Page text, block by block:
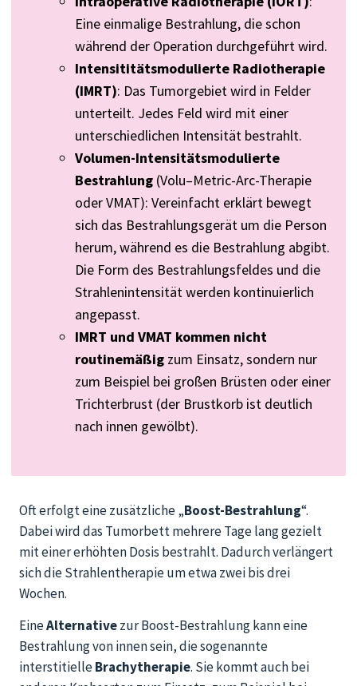
Eine einmalige Bestrahlung, die schon
während der Operation durchgeführt wird.
Intensititätsmodulierte Radiotherapie
(IMRT): Das Tumorgebiet wird in Felder
unterteilt. Jedes Feld wird mit einer
unterschiedlichen Intensität bestrahlt.
Volumen-Intensitätsmodulierte
Bestrahlung (Volu–Metric-Arc-Therapie
oderVMAT): Vereinfacht erklärt bewegt
sich das Bestrahlungsgerät um die Person
herum, während es die Bestrahlung abgibt.
Die Form des Bestrahlungsfeldes und die
Strahlenintensität werden kontinuierlich
angepasst.
IMRT und VMAT kommen nicht
routinemäßig zum Einsatz, sondern nur
zum Beispiel bei großen Brüsten oder einer
Trichterbrust (der Brustkorb ist deutlich
nach innen gewölbt).
Oft erfolgt eine zusätzliche „Boost-Bestrahlung“.
Dabei wird das Tumorbett mehrere Tage lang gezielt
mit einer erhöhten Dosis bestrahlt. Dadurch verlängert
sich die Strahlentherapie um etwa zwei bis drei
Wochen.
EineAlternativezur Boost-Bestrahlung kann eine
Bestrahlung von innen sein, die sogenannte
interstitielleBrachytherapie. Sie kommt auch bei